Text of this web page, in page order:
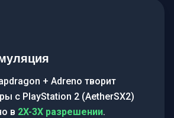
+ Adreno творит
с PlayStation 2 (AetherSX2)
в 2X-3X разрешении.